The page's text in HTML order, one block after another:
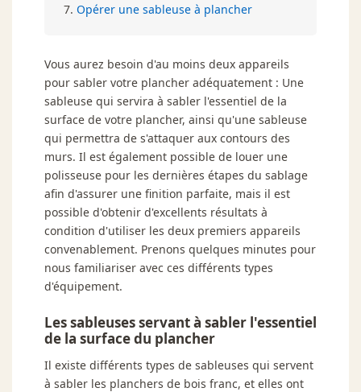
Opérer une sableuse à plancher
Vous aurez besoin d'au moins deux appareils
pour sabler votre plancher adéquatement : Une
sableuse qui servira à sabler l'essentiel de la
surface de votre plancher, ainsi qu'une sableuse
qui permettra de s'attaquer aux contours des
murs. Il est également possible de louer une
polisseuse pour les dernières étapes du sablage
afin d'assurer une finition parfaite, mais il est
possible d'obtenir d'excellents résultats à
condition d'utiliser les deux premiers appareils
convenablement. Prenons quelques minutes pour
nous familiariser avec ces différents types
d'équipement.
Les sableuses servant à sabler l'essentiel
de la surface du plancher
Il existe différents types de sableuses qui servent
à sabler les planchers de bois franc, et elles ont